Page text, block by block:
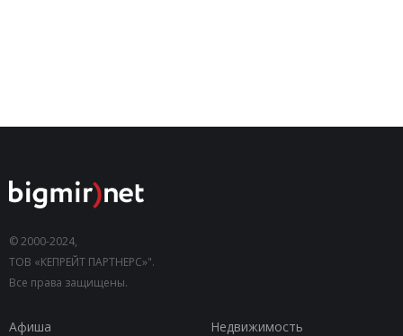
© 2000-2024,
ТОВ «КЕПРЕЙТ ПАРТНЕРС»".
Все права защищены.
Афиша
Недвижимость